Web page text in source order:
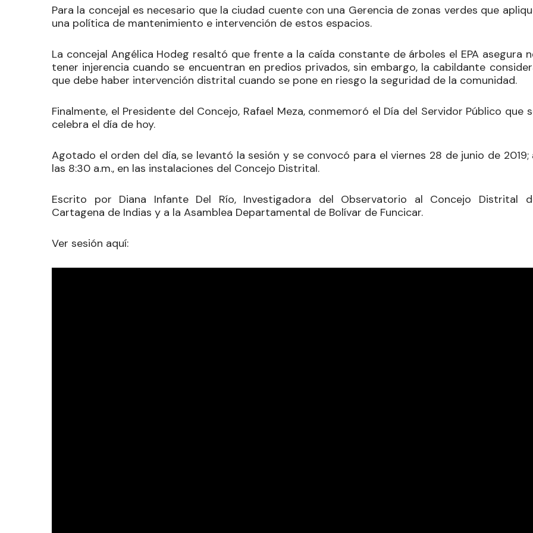
Para la concejal es necesario que la ciudad cuente con una Gerencia de zonas verdes que
una política de mantenimiento e intervención de estos espacios.
La concejal Angélica Hodeg resaltó que frente a la caída constante de árboles el EPA asegura
tener injerencia cuando se encuentran en predios privados, sin embargo, la cabildante
que debe haber intervención distrital cuando se pone en riesgo la seguridad de la comunidad.
Finalmente, el Presidente del Concejo, Rafael Meza, conmemoró el Día del Servidor Público que
celebra el día de hoy.
Agotado el orden del día, se levantó la sesión y se convocó para el viernes 28 de junio de 2019;
las 8:30 a.m., en las instalaciones del Concejo Distrital.
Escrito por Diana Infante Del Río, Investigadora del Observatorio al Concejo Distrital
Cartagena de Indias y a la Asamblea Departamental de Bolívar de Funcicar.
Ver sesión aquí: